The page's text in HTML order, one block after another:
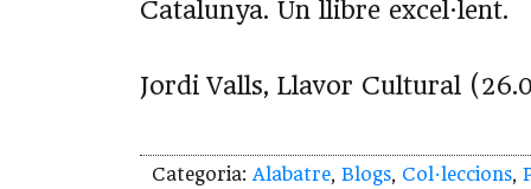
Catalunya. Un llibre excel·lent.
Jordi Valls, Llavor Cultural
Categoria: Alabatre, Blogs, Col·leccions,